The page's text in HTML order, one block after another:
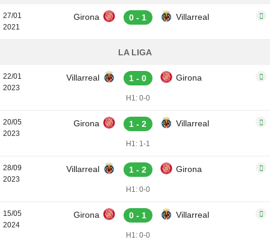
27/01
2021
Girona 0 - 1 Villarreal
LA LIGA
22/01
2023
Villarreal 1 - 0 Girona
H1: 0-0
20/05
2023
Girona 1 - 2 Villarreal
H1: 1-1
28/09
2023
Villarreal 1 - 2 Girona
H1: 0-0
15/05
2024
Girona 0 - 1 Villarreal
H1: 0-0